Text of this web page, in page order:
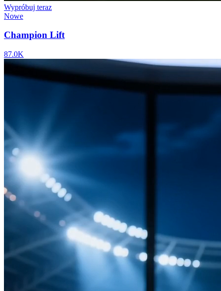
Wypróbuj teraz
Nowe
Champion Lift
87.0K